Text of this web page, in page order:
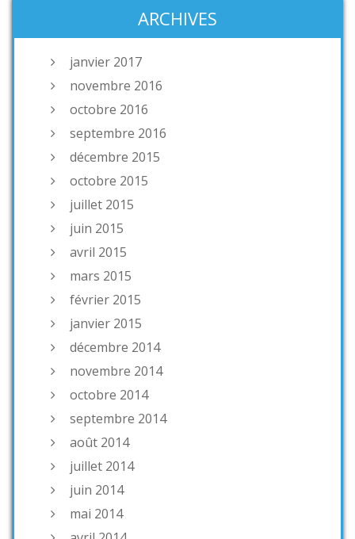
ARCHIVES
janvier 2017
novembre 2016
octobre 2016
septembre 2016
décembre 2015
octobre 2015
juillet 2015
juin 2015
avril 2015
mars 2015
février 2015
janvier 2015
décembre 2014
novembre 2014
octobre 2014
septembre 2014
août 2014
juillet 2014
juin 2014
mai 2014